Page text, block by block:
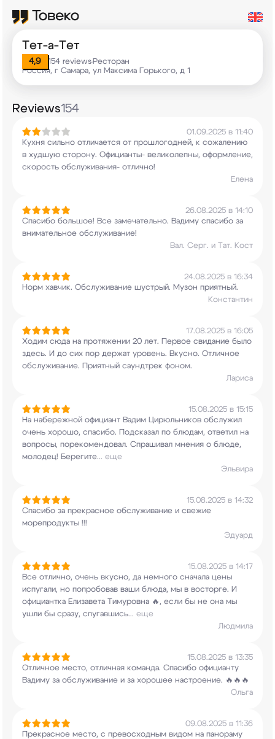
Тет-а-Тет
4,9 154 reviews•Ресторан
Россия, г Самара, ул Максима Горького, д 1
Reviews154
01.09.2025 в 11:40
Кухня сильно отличается от прошлогодней, к сожалению
в худшую сторону. Официанты- великолепны, оформление,
скорость обслуживания- отлично!
Елена
26.08.2025 в 14:10
Спасибо большое! Все замечательно. Вадиму спасибо за
внимательное обслуживание!
Вал. Серг. и Тат. Кост
24.08.2025 в 16:34
Норм хавчик. Обслуживание шустрый. Музон приятный.
Константин
17.08.2025 в 16:05
Ходим сюда на протяжении 20 лет. Первое свидание было
здесь. И до сих пор держат уровень. Вкусно. Отличное
обслуживание. Приятный саундтрек фоном.
Лариса
15.08.2025 в 15:15
На набережной официант Вадим Цирюльников обслужил
очень хорошо, спасибо. Подсказал по блюдам, ответил на
вопросы, порекомендовал. Спрашивал мнения о блюде,
молодец! Берегите... еще
Эльвира
15.08.2025 в 14:32
Спасибо за прекрасное обслуживание и свежие
морепродукты !!!
Эдуард
15.08.2025 в 14:17
Все отлично, очень вкусно, да немного сначала цены
испугали, но попробовав ваши блюда, мы в восторге. И
официантка Елизавета Тимуровна 🔥, если бы не она мы
ушли бы сразу, спугавшись... еще
Людмила
15.08.2025 в 13:35
Отличное место, отличная команда. Спасибо официанту
Вадиму за обслуживание и за хорошее настроение. 🔥🔥🔥
Ольга
09.08.2025 в 11:36
Прекрасное место, с превосходным видом на панораму